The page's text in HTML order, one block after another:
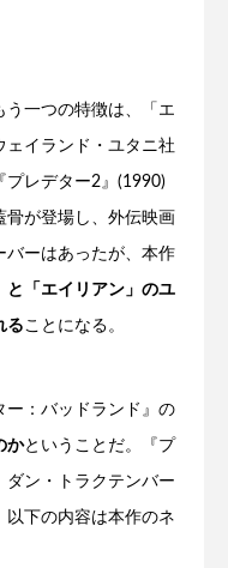
う一つの特徴は、「エ
ェイランド・ユタニ社
プレデター2』(1990)
骨が登場し、外伝映画
バーはあったが、本作
と「エイリアン」のユ
ることになる。
ー：バッドランド』の
かということだ。『プ
ダン・トラクテンバー
以下の内容は本作のネ